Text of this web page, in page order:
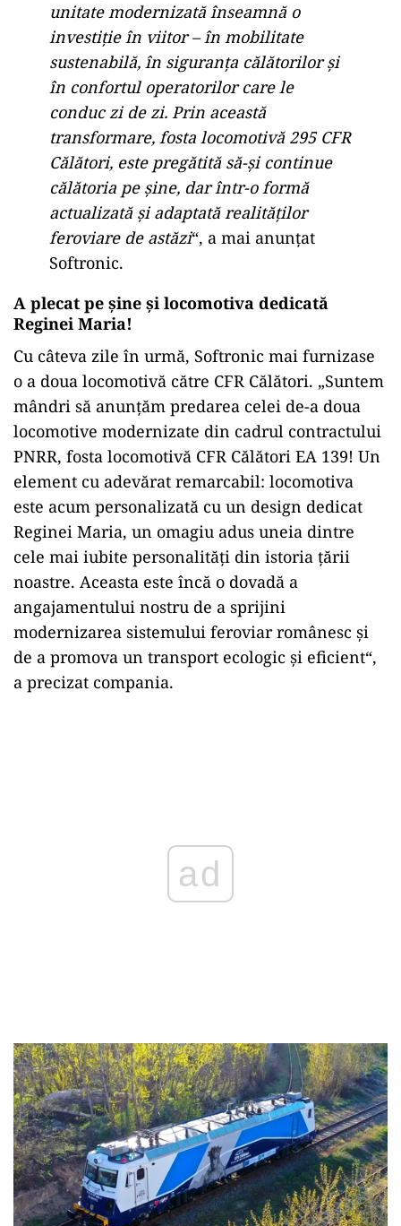
unitate modernizată înseamnă o
investiție în viitor – în mobilitate
sustenabilă, în siguranța călătorilor și
în confortul operatorilor care le
conduc zi de zi. Prin această
transformare, fosta locomotivă 295 CFR
Călători, este pregătită să-și continue
călătoria pe șine, dar într-o formă
actualizată și adaptată realităților
feroviare de astăzi“, a mai anunțat
Softronic.
A plecat pe șine și locomotiva dedicată
Reginei Maria!
Cu câteva zile în urmă, Softronic mai furnizase
o a doua locomotivă către CFR Călători. „Suntem
mândri să anunțăm predarea celei de-a doua
locomotive modernizate din cadrul contractului
PNRR, fosta locomotivă CFR Călători EA 139! Un
element cu adevărat remarcabil: locomotiva
este acum personalizată cu un design dedicat
Reginei Maria, un omagiu adus uneia dintre
cele mai iubite personalități din istoria țării
noastre. Aceasta este încă o dovadă a
angajamentului nostru de a sprijini
modernizarea sistemului feroviar românesc și
de a promova un transport ecologic și eficient“,
a precizat compania.
ad